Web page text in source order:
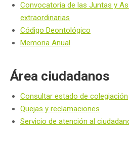
Convocatoria de las Juntas y
extraordinarias
Código Deontológico
Memoria Anual
Área ciudadanos
Consultar estado de colegiación
Quejas y reclamaciones
Servicio de atención al